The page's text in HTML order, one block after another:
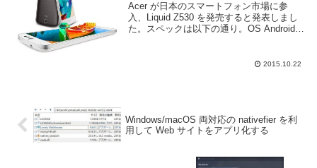
Acer が日本のスマートフォン市場に参
入、Liquid Z530 を発売すると発表しまし
た。スペックは以下の通り。OS Android
2015.10.22
Windows/macOS 両対応の nativefier を利
用して Web サイトをアプリ化する